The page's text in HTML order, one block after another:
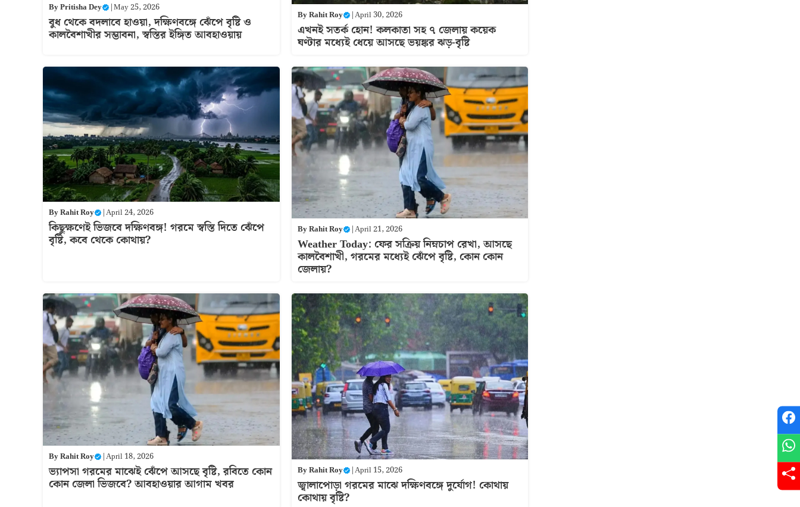
ByPritisha Dey |May 25, 2026
বুধ থেকে বদলাবে হাওয়া, দক্ষিণবঙ্গে ঝেঁপে বৃষ্টি ও
কালবৈশাখীর সম্ভাবনা, স্বস্তির ইঙ্গিত আবহাওয়ায়
ByRahit Roy |April 30, 2026
এখনই সতর্ক হোন! কলকাতা সহ ৭ জেলায় কয়েক
ঘণ্টার মধ্যেই ধেয়ে আসছে ভয়ঙ্কর ঝড়-বৃষ্টি
ByRahit Roy |April 24, 2026
কিছুক্ষণেই ভিজবে দক্ষিণবঙ্গ! গরমে স্বস্তি দিতে ঝেঁপে
বৃষ্টি, কবে থেকে কোথায়?
ByRahit Roy |April 21, 2026
Weather Today: ফের সক্রিয় নিম্নচাপ রেখা, আসছে
কালবৈশাখী, গরমের মধ্যেই ঝেঁপে বৃষ্টি, কোন কোন
জেলায়?
ByRahit Roy |April 18, 2026
ভ্যাপসা গরমের মাঝেই ঝেঁপে আসছে বৃষ্টি, রবিতে কোন
কোন জেলা ভিজবে? আবহাওয়ার আগাম খবর
ByRahit Roy |April 15, 2026
জ্বালাপোড়া গরমের মাঝে দক্ষিণবঙ্গে দুর্যোগ! কোথায়
কোথায় বৃষ্টি?